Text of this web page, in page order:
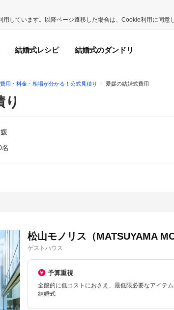
しています。以降ページ遷移した場合は、Cookie利用に同意
結婚式レシピ 結婚式のダンドリ
用・料金・相場が分かる！公式見積り 愛媛の結婚式費用
名
松山モノリス（MATSUYAMA
ゲストハウス
予算重視
全般的に低コストにおさえ、最低限必要なアイテ
結婚式